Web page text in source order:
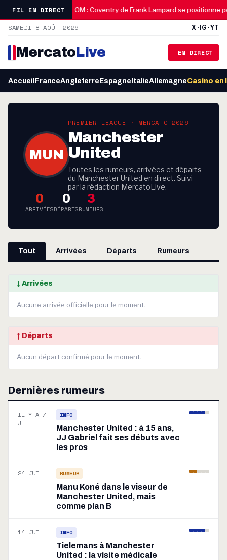
FIL EN DIRECT
poignant08:30 OM : Coventry de Frank Lampard se positionne
SAMEDI 8 AOÛT 2026 X · IG · YT
MercatoLive EN DIRECT
Accueil FranceAngleterreEspagneItalieAllemagneCasino en
MUN
PREMIER LEAGUE · MERCATO 2026
Manchester
United
Toutes les rumeurs, arrivées et départs
du Manchester United en direct. Suivi
par la rédaction MercatoLive.
0
ARRIVÉES
0
DÉPARTS
3
RUMEURS
Tout Arrivées Départs Rumeurs
↓ Arrivées
Aucune arrivée officielle pour le moment.
↑ Départs
Aucun départ confirmé pour le moment.
Dernières rumeurs
IL Y A 7
J
INFO
Manchester United : à 15 ans,
JJ Gabriel fait ses débuts avec
les pros
24 JUIL RUMEUR
Manu Koné dans le viseur de
Manchester United, mais
comme plan B
14 JUIL INFO
Tielemans à Manchester
United : la visite médicale